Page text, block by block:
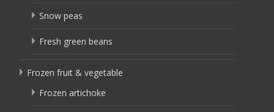
Snow peas
Fresh green beans
Frozen fruit & vegetable
Frozen artichoke